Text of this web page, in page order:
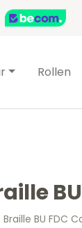
Rollen
BU FDC